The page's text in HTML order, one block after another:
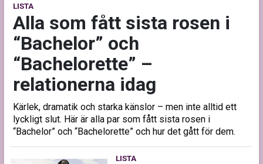
LISTA
Alla som fått sista rosen i
“Bachelor” och
“Bachelorette” –
relationerna idag
Kärlek, dramatik och starka känslor – men inte alltid ett
lyckligt slut. Här är alla par som fått sista rosen i
“Bachelor” och “Bachelorette” och hur det gått för dem.
LISTA